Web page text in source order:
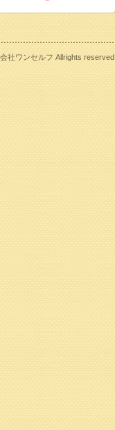
社ワンセルフ Allrights reserved.